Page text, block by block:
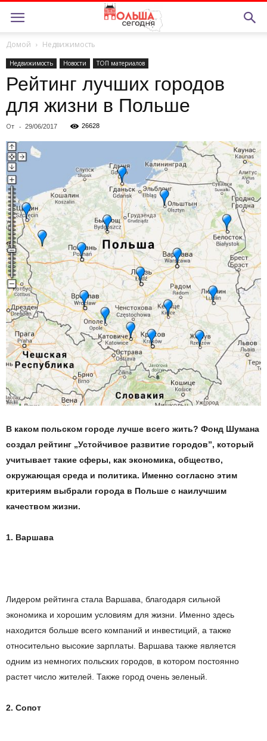
Домой Недвижимость
Недвижимость Новости ТОП материалов
Рейтинг лучших городов
для жизни в Польше
От - 29/06/2017 26628
В каком польском городе лучше всего жить? Фонд Шумана
создал рейтинг „Устойчивое развитие городов”, который
учитывает такие сферы, как экономика, общество,
окружающая среда и политика. Именно согласно этим
критериям выбрали города в Польше с наилучшим
качеством жизни.
1. Варшава
Лидером рейтинга стала Варшава, благодаря сильной
экономика и хорошим условиям для жизни. Именно здесь
находится больше всего компаний и инвестиций, а также
относительно высокие зарплаты. Варшава также является
одним из немногих польских городов, в котором постоянно
растет число жителей. Также город очень зеленый.
2. Сопот